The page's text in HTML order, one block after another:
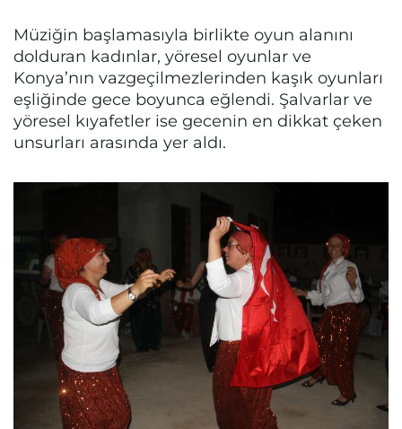
Müziğin başlamasıyla birlikte oyun alanını
dolduran kadınlar, yöresel oyunlar ve
Konya’nın vazgeçilmezlerinden kaşık oyunları
eşliğinde gece boyunca eğlendi. Şalvarlar ve
yöresel kıyafetler ise gecenin en dikkat çeken
unsurları arasında yer aldı.